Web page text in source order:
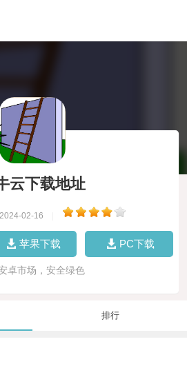
云下载地址
02-16
苹果下载 PC下载
卓市场，安全绿色
排行